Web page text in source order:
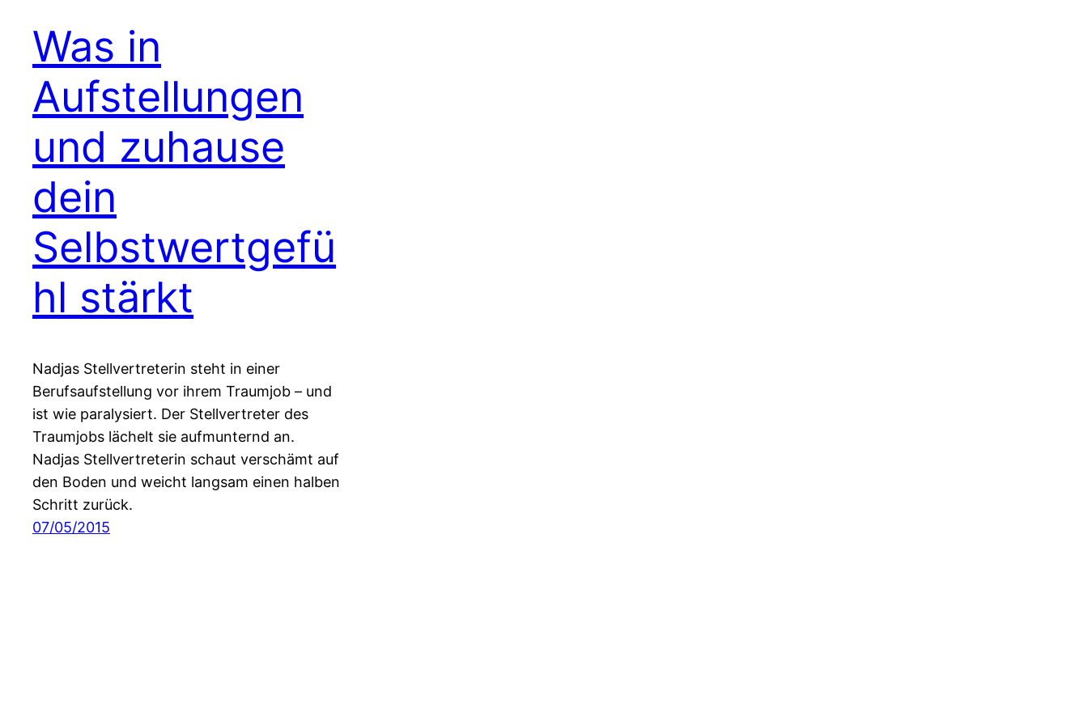
Was in
Aufstellungen
und zuhause
dein
Selbstwertgefü
hl stärkt
Nadjas Stellvertreterin steht in einer
Berufsaufstellung vor ihrem Traumjob – und
ist wie paralysiert. Der Stellvertreter des
Traumjobs lächelt sie aufmunternd an.
Nadjas Stellvertreterin schaut verschämt auf
den Boden und weicht langsam einen halben
Schritt zurück.
07/05/2015